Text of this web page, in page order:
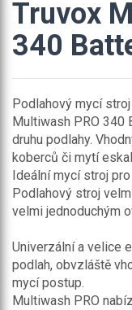
Truvox
340
Podlahový mycí
Multiwash PRO 340
druhu podlahy.
koberců či mytí
Ideální mycí stroj
Podlahový stroj
velmi jednoduchým
Univerzální a velice
podlah, obvzláště
mycí postup.
Multiwash PRO